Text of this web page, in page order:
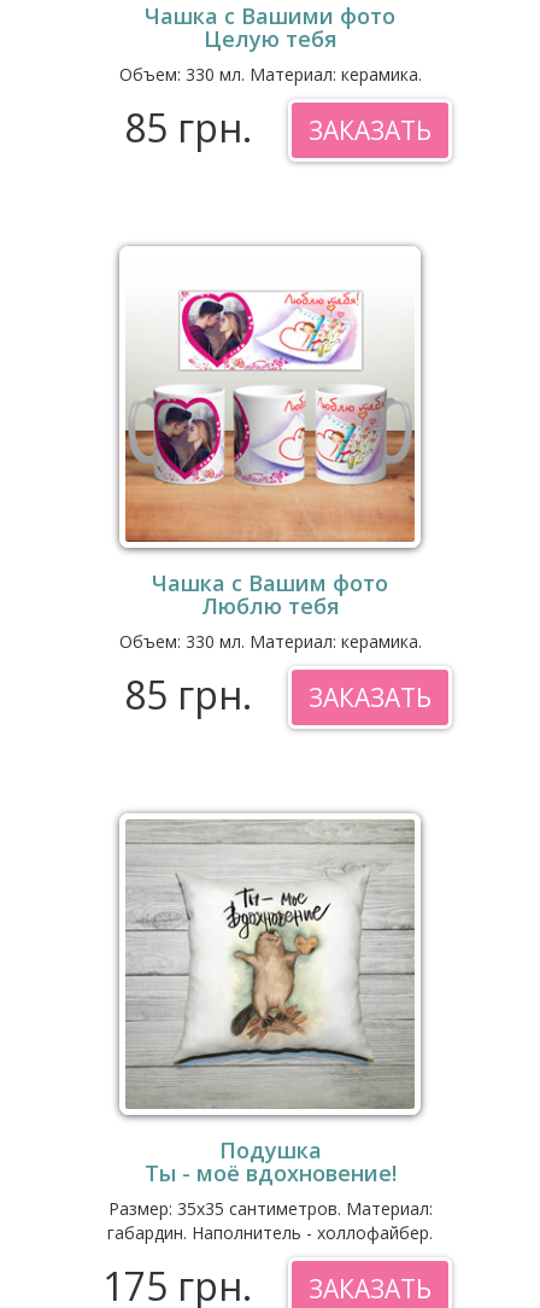
Чашка с Вашими фото
Целую тебя
Объем: 330 мл. Материал: керамика.
85 грн. ЗАКАЗАТЬ
Чашка с Вашим фото
Люблю тебя
Объем: 330 мл. Материал: керамика.
85 грн. ЗАКАЗАТЬ
Подушка
Ты - моё вдохновение!
Размер: 35x35 сантиметров. Материал:
габардин. Наполнитель - холлофайбер.
175 грн. ЗАКАЗАТЬ